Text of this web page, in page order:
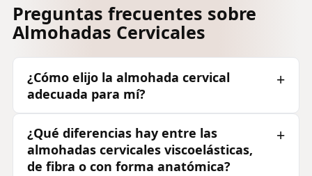
Preguntas frecuentes sobre
Almohadas Cervicales
¿Cómo elijo la almohada cervical
adecuada para mí?
¿Qué diferencias hay entre las
almohadas cervicales viscoelásticas,
de fibra o con forma anatómica?